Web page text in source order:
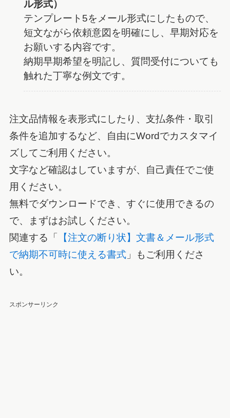
ル形式）
テンプレート5をメール形式にしたもので、
短文ながら依頼意図を明確にし、早期対応を
お願いする内容です。
納期早期希望を明記し、質問受付についても
触れた丁寧な例文です。
注文品情報を表形式にしたり、支払条件・取引
条件を追加するなど、自由にWordでカスタマイ
ズしてご利用ください。
文字など確認はしていますが、自己責任でご使
用ください。
無料でダウンロードでき、すぐに使用できるの
で、まずはお試しください。
関連する「
【注文の断り状】文書＆メール形式
で納期不可時に使える書式」もご利用くださ
い。
スポンサーリンク